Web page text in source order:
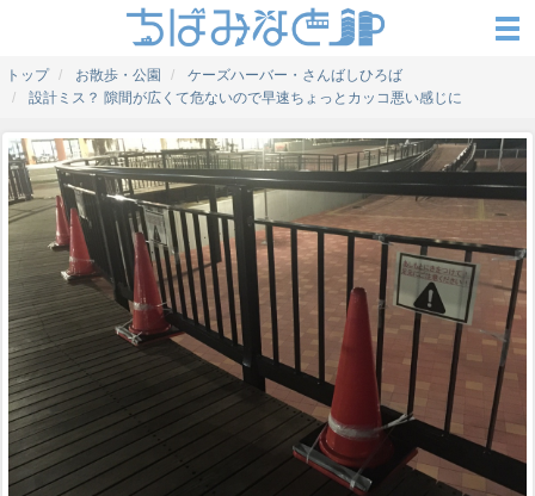
トップ お散歩・公園
ケーズハーバー・さんばしひろば
設計ミス？ 隙間が広くて危ないので早速ちょっとカッコ悪い感じに